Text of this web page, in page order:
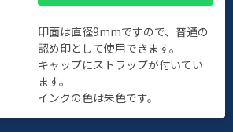
印面は直径9mmですので、普通の
認め印として使用できます。
キャップにストラップが付いてい
ます。
インクの色は朱色です。